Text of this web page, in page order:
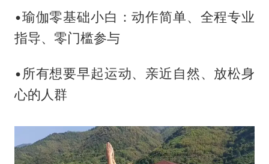
•瑜伽零基础小白：动作简单、全程专业
指导、零门槛参与
•所有想要早起运动、亲近自然、放松身
心的人群